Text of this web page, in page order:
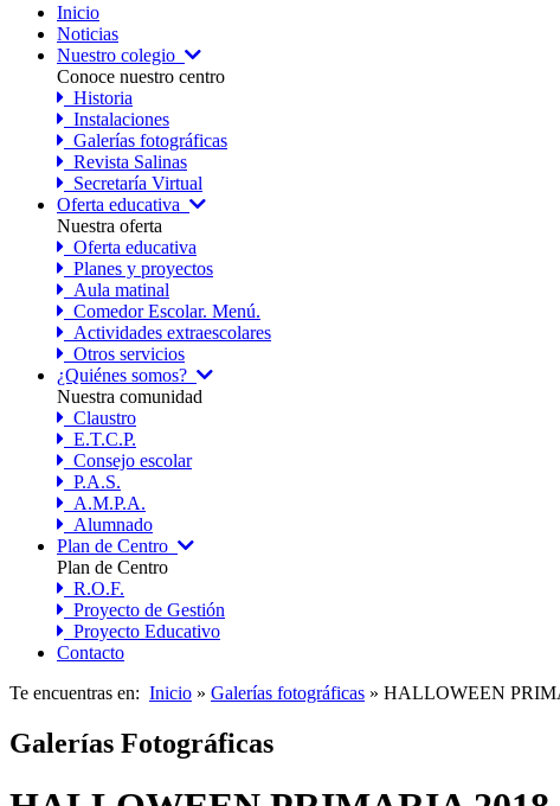
Inicio
Noticias
Nuestro colegio
Conoce nuestro centro
Historia
Instalaciones
Galerías fotográficas
Revista Salinas
Secretaría Virtual
Oferta educativa
Nuestra oferta
Oferta educativa
Planes y proyectos
Aula matinal
Comedor Escolar. Menú.
Actividades extraescolares
Otros servicios
¿Quiénes somos?
Nuestra comunidad
Claustro
E.T.C.P.
Consejo escolar
P.A.S.
A.M.P.A.
Alumnado
Plan de Centro
Plan de Centro
R.O.F.
Proyecto de Gestión
Proyecto Educativo
Contacto
Te encuentras en: Inicio » Galerías fotográficas » HALLOWEEN
Galerías Fotográficas